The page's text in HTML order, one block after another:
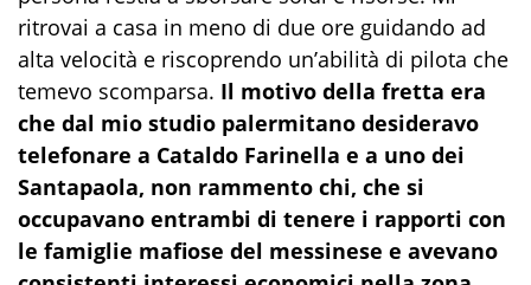
ritrovai a casa in meno di due ore guidando ad
alta velocità e riscoprendo un’abilità di pilota che
temevo scomparsa. Il motivo della fretta era
che dal mio studio palermitano desideravo
telefonare a Cataldo Farinella e a uno dei
Santapaola, non rammento chi, che si
occupavano entrambi di tenere i rapporti con
le famiglie mafiose del messinese e avevano